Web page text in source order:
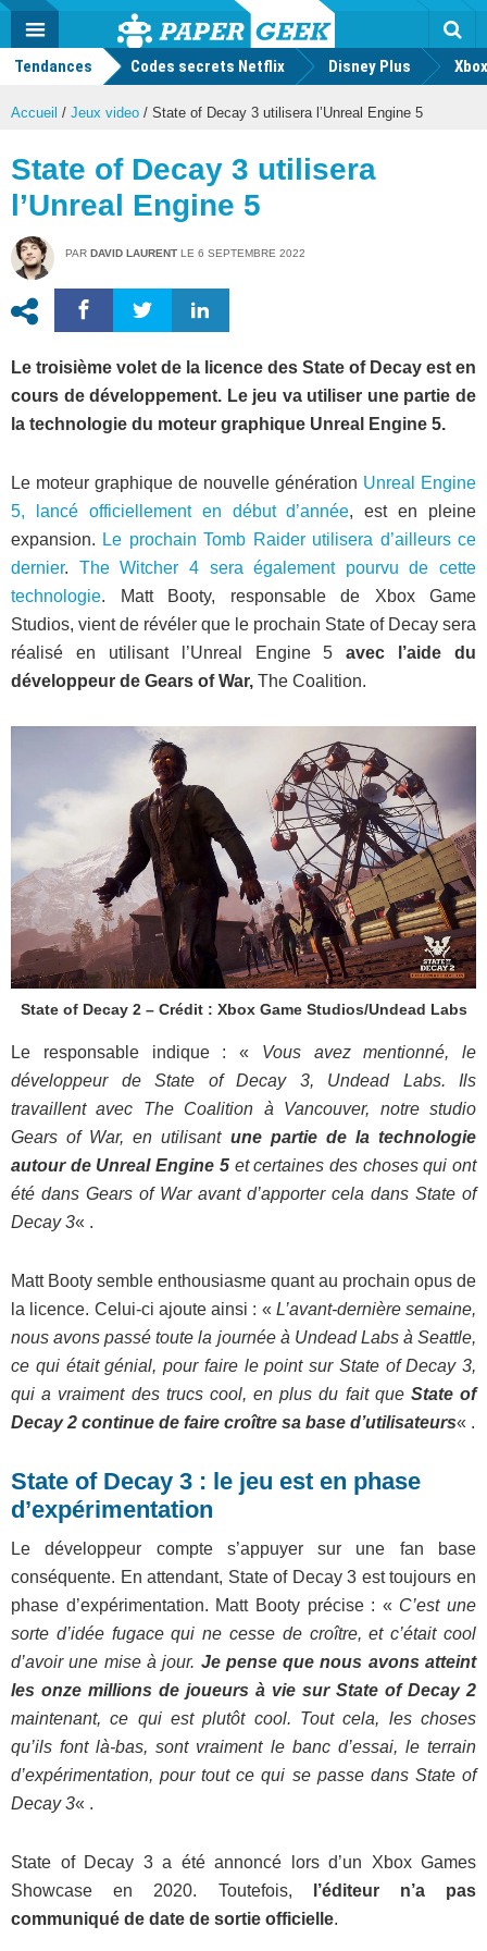
Actu
geek
MENU
Tendances Codes secrets Netflix Disney Plus
Accueil / Jeux video / State of Decay 3 utilisera l’Unreal Engine 5
State of Decay 3 utilisera
l’Unreal Engine 5
PAR DAVID LAURENT LE 6 SEPTEMBRE 2022
Le troisième volet de la licence des State of Decay est en
cours de développement. Le jeu va utiliser une partie de
la technologie du moteur graphique Unreal Engine 5.
Le moteur graphique de nouvelle génération Unreal Engine
5, lancé officiellement en début d’année, est en pleine
expansion. Le prochain Tomb Raider utilisera d’ailleurs ce
dernier. The Witcher 4 sera également pourvu de cette
technologie. Matt Booty, responsable de Xbox Game
Studios, vient de révéler que le prochain State of Decay sera
réalisé en utilisant l’Unreal Engine 5avec l’aide du
développeur de Gears of War, The Coalition.
State of Decay 2 – Crédit : Xbox Game Studios/Undead Labs
Le responsable indique : « Vous avez mentionné, le
développeur de State of Decay 3, Undead Labs. Ils
travaillent avec The Coalition à Vancouver, notre studio
Gears of War, en utilisant une partie de la technologie
autour de Unreal Engine 5et certaines des choses qui ont
été dans Gears of War avant d’apporter cela dans State of
Decay 3« .
Matt Booty semble enthousiasme quant au prochain opus de
la licence. Celui-ci ajoute ainsi : « L’avant-dernière semaine,
nous avons passé toute la journée à Undead Labs à Seattle,
ce qui était génial, pour faire le point sur State of Decay 3,
qui a vraiment des trucs cool, en plus du fait que State of
Decay 2 continue de faire croître sa base d’utilisateurs« .
State of Decay 3 : le jeu est en phase
d’expérimentation
Le développeur compte s’appuyer sur une fan base
conséquente. En attendant, State of Decay 3 est toujours en
phase d’expérimentation. Matt Booty précise : « C’est une
sorte d’idée fugace qui ne cesse de croître, et c’était cool
d’avoir une mise à jour. Je pense que nous avons atteint
les onze millions de joueurs à vie sur State of Decay 2
maintenant, ce qui est plutôt cool. Tout cela, les choses
qu’ils font là-bas, sont vraiment le banc d’essai, le terrain
d’expérimentation, pour tout ce qui se passe dans State of
Decay 3« .
State of Decay 3 a été annoncé lors d’un Xbox Games
Showcase en 2020. Toutefois,
l’éditeur n’a pas
communiqué de date de sortie officielle.
Mode
FacebookTwitter Youtube